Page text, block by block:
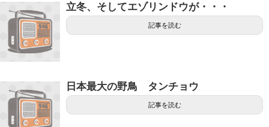
立冬、そしてエゾリンドウが・・・
記事を読む
日本最大の野鳥 タンチョウ
記事を読む